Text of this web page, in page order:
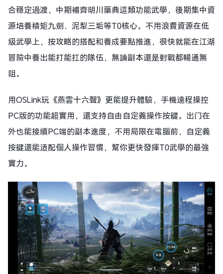
合穩定過渡，中期補齊明川藥典這類功能武學，後期集中資
源培養積矩九劍、泥犁三垢等T0核心。不用浪費資源在低
級武學上，按攻略的搭配和養成要點推進，很快就能在江湖
冒險中養出能打能扛的隊伍，無論副本還是對戰都暢通無
阻。
用OSLink玩《燕雲十六聲》更能提升體驗，手機遠程操控
PC版的功能超實用，還支持自由自定義操作按鍵。出门在
外也能接續PC端的副本進度，不用局限在電腦前，自定義
按鍵還能适配個人操作習慣，幫你更快發揮T0武學的最強
實力。